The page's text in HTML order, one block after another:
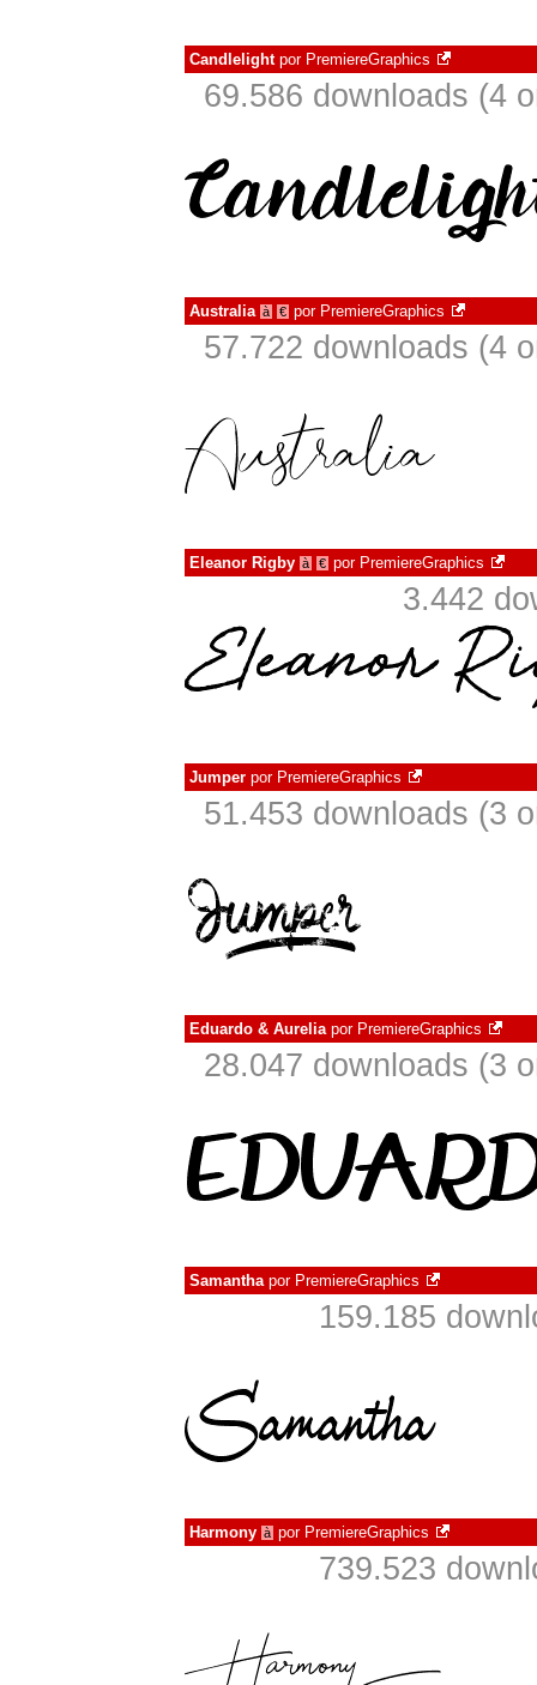
Candlelightpor PremiereGraphics
69.586 downloads (4
Australia à € por PremiereGraphics
57.722 downloads (4
Eleanor Rigby à € por PremiereGraphics
3.442
Jumper por PremiereGraphics
51.453 downloads (3
Eduardo & Aureliapor PremiereGraphics
28.047 downloads (3
Samanthapor PremiereGraphics
159.185
Harmony à por PremiereGraphics
739.523